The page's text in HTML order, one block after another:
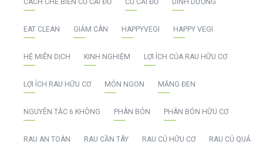
EAT CLEAN GIẢM CÂN HAPPYVEGI HAPPY VEGI
HỆ MIỄN DỊCH KINH NGHIỆM LỢI ÍCH CỦA RAU HỮU CƠ
LỢI ÍCH RAU HỮU CƠ MÓN NGON MĂNG ĐEN
NGUYÊN TẮC 6 KHÔNG PHÂN BÓN PHÂN BÓN HỮU CƠ
RAU AN TOÀN RAU CẦN TÂY RAU CỦ HỮU CƠ RAU CỦ QUẢ